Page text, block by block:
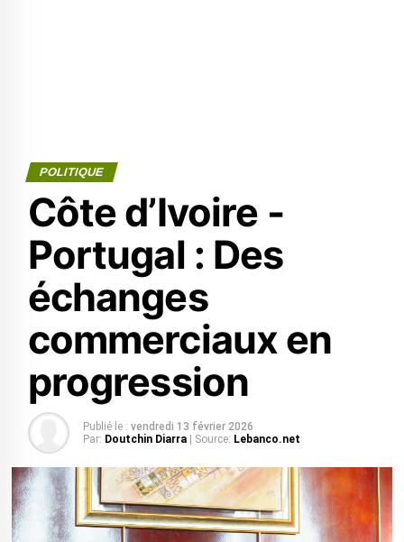
POLITIQUE
Côte d’Ivoire -
Portugal : Des
échanges
commerciaux en
progression
Publié le : vendredi 13 février 2026
Par: Doutchin Diarra | Source: Lebanco.net